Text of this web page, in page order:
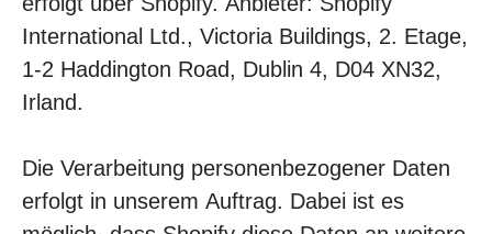
International Ltd., Victoria Buildings, 2. Etage,
1-2 Haddington Road, Dublin 4, D04 XN32,
Irland.
Die Verarbeitung personenbezogener Daten
erfolgt in unserem Auftrag. Dabei ist es